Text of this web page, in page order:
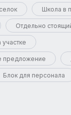
Школа в
Отдельно
предложение
Блок для персонала